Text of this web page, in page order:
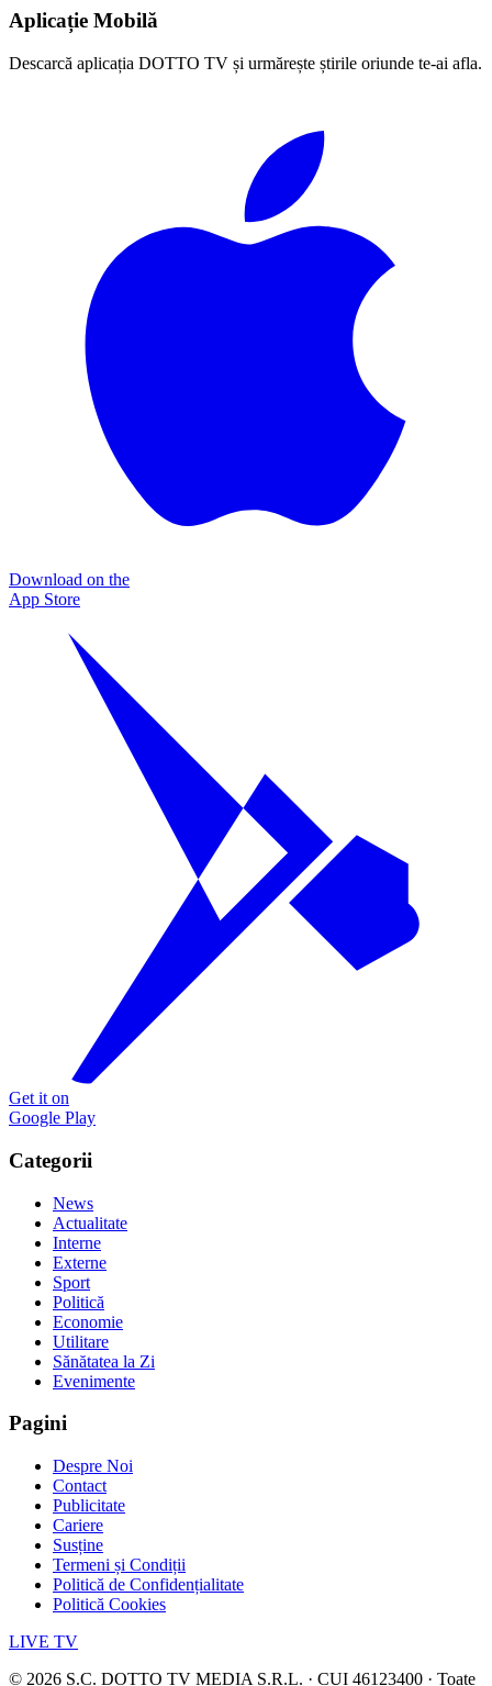
Aplicație Mobilă
Descarcă aplicația DOTTO TV și urmărește știrile oriunde te-ai afla.
Download on the
App Store
Get it on
Google Play
Categorii
News
Actualitate
Interne
Externe
Sport
Politică
Economie
Utilitare
Sănătatea la Zi
Evenimente
Pagini
Despre Noi
Contact
Publicitate
Cariere
Susține
Termeni și Condiții
Politică de Confidențialitate
Politică Cookies
LIVE TV
© 2026 S.C. DOTTO TV MEDIA S.R.L. · CUI 46123400 · Toate